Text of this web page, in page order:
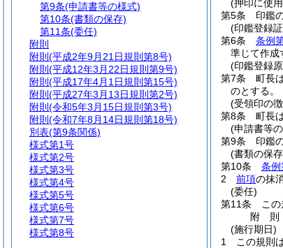
(押印に使
第5条
印鑑
(印鑑登録
第6条
条例
準じて作成
(印鑑登録
第7条
町長
のとする。
(受領印の
第8条
町長は
(申請書等
第9条
印鑑
(書類の保
第10条
条例
2
前項の抹
(委任)
第11条
こ
附 則
(施行期日)
1
この規則
第9条(申請書等の様式)
第10条(書類の保存)
第11条(委任)
附則
附則 (平成2年9月21日規則第8号)
附則 (平成12年3月22日規則第9号)
附則 (平成17年4月1日規則第15号)
附則 (平成27年3月13日規則第2号)
附則 (令和5年3月15日規則第3号)
附則 (令和7年8月14日規則第18号)
別表(第9条関係)
様式第1号
様式第2号
様式第3号
様式第4号
様式第5号
様式第6号
様式第7号
様式第8号